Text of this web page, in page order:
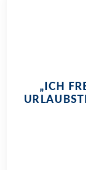
Steigen Sie
nehmen Sie
eine Reise
Salzburger
Wir von
schönsten
„ICH